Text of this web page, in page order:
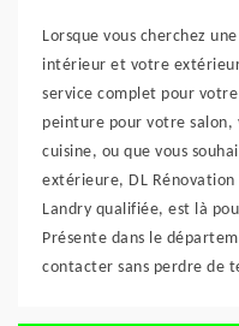
Lorsque vous cherchez
intérieur et votre
service complet pour
peinture pour votre salon,
cuisine, ou que vous
extérieure, DL
Landry qualifiée, est là
Présente dans le
contacter sans perdre de